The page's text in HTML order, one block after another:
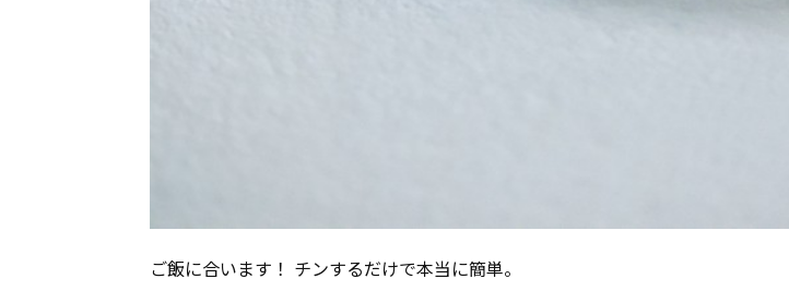
ご飯に合います！ チンするだけで本当に簡単。